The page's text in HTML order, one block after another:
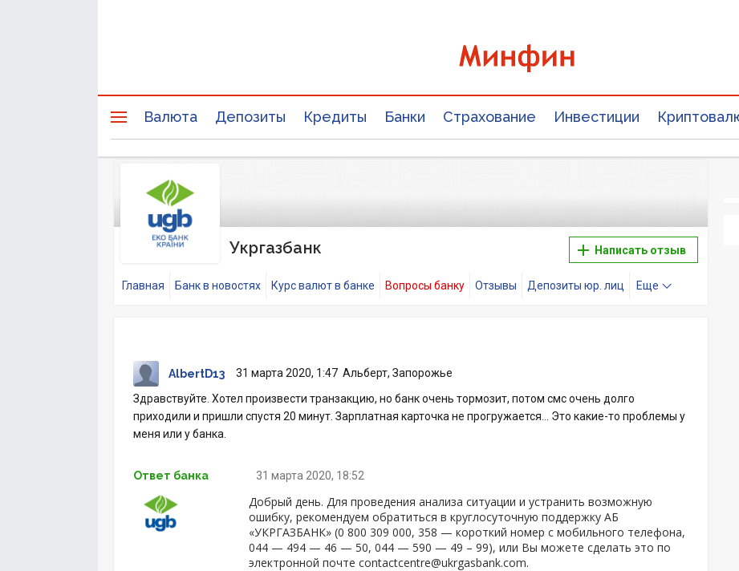
Валюта Депозиты Кредиты Банки Страхование Инвестиции
Укргазбанк Написать отзыв
Главная Банк в новостях Курс валют в банке Вопросы банку Отзывы Депозиты юр. лиц Еще
AlbertD13 31 марта 2020, 1:47 Альберт, Запорожье
Здравствуйте. Хотел произвести транзакцию, но банк очень тормозит, потом смс очень долго
приходили и пришли спустя 20 минут. Зарплатная карточка не прогружается… Это какие-то проблемы у
меня или у банка.
Ответ банка 31 марта 2020, 18:52
Добрый день. Для проведения анализа ситуации и устранить возможную
ошибку, рекомендуем обратиться в круглосуточную поддержку АБ
«УКРГАЗБАНК» (0 800 309 000, 358 — короткий номер с мобильного телефона,
044 — 494 — 46 — 50, 044 — 590 — 49 – 99), или Вы можете сделать это по
электронной почте contactcentre@ukrgasbank.com.